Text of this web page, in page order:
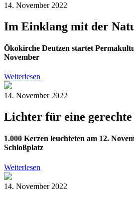
14. November 2022
Im Einklang mit der
Ökokirche Deutzen startet
November
Weiterlesen
14. November 2022
Lichter für eine
1.000 Kerzen leuchteten am 12.
Schloßplatz
Weiterlesen
14. November 2022